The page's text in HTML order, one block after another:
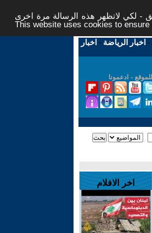
- لكي لاتظهر هذه الرسالة مرة اخرى -
This website uses cookies to
- اخبار الرياضة - اخبار
للموقع - ادعمونا
اخر الافلام